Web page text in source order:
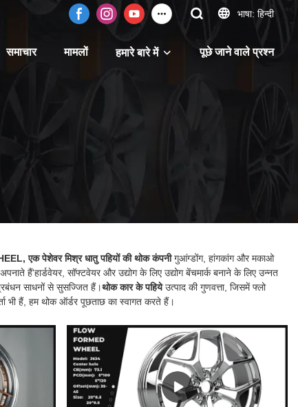
भाषा: हिन्दी
समाचार मामलों हमारे बारे में पूछे जाने वाले प्रश्न
एक पेशेवर मिश्र धातु पहियों की थोक कंपनीगुआंग्डोंग, हांगकांग और मकाओ
हैं'हार्डवेयर, सॉफ्टवेयर और उद्योग के लिए उद्योग बेंचमार्क बनाने के लिए उन्नत
साधनों से सुसज्जित हैं।थोक कार के पहियेउत्पाद की गुणवत्ता, जिसमें फ्लो
भी हैं, हम थोक ऑर्डर पूछताछ का स्वागत करते हैं।